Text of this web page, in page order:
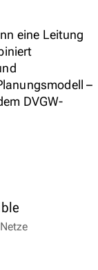
eine Leitung
–
DVGW-